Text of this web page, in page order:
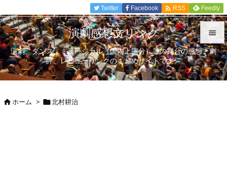


メニュ

Twitter Facebook  RSS Feedly
演劇感想文リンク
演劇、ダンス、ミュージカル（国内上演分）等の舞台の感想、劇
評、レビューリンクのまとめサイトです。
ホーム > 北村耕治